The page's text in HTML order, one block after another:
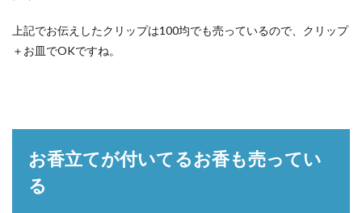
上記でお伝えしたクリップは100均でも売っているので、クリップ
＋お皿でOKですね。
お香立てが付いてるお香も売ってい
る